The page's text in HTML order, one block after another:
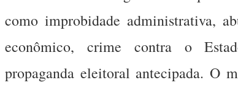
como improbidade administrativa,
econômico, crime contra o
propaganda eleitoral antecipada. O